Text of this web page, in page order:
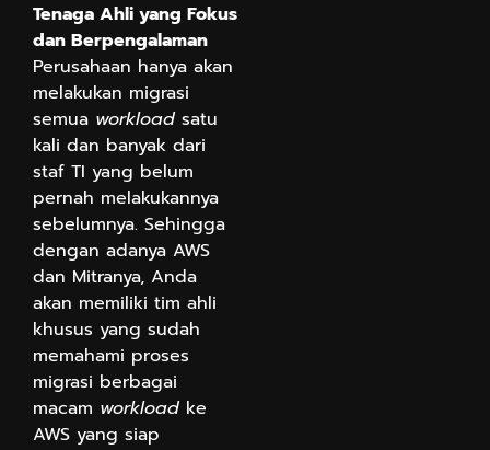
Tenaga Ahli yang Fokus
dan Berpengalaman
Perusahaan hanya akan
melakukan migrasi
semua workloadsatu
kali dan banyak dari
staf TI yang belum
pernah melakukannya
sebelumnya. Sehingga
dengan adanya AWS
dan Mitranya, Anda
akan memiliki tim ahli
khusus yang sudah
memahami proses
migrasi berbagai
macam workloadke
AWS yang siap